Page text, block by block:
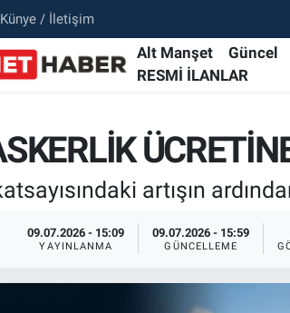
Künye / İletişim
Alt Manşet Güncel
RESMİ İLANLAR
artışın
09.07.2026 - 15:09
YAYINLANMA
09.07.2026 - 15:59
GÜNCELLEME